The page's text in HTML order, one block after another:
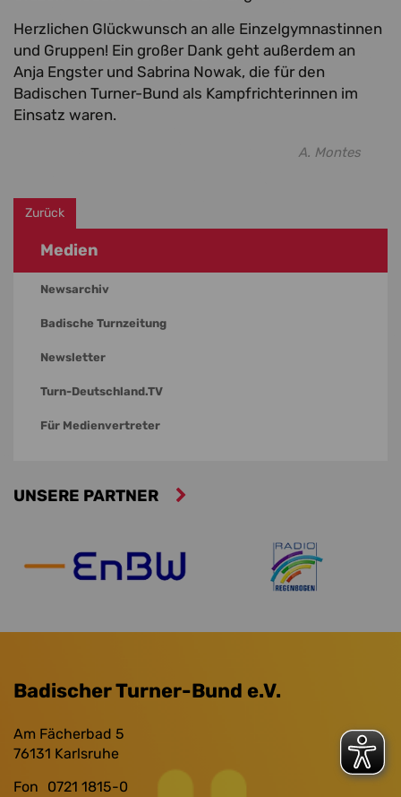
Herzlichen Glückwunsch an alle Einzelgymnastinnen
und Gruppen! Ein großer Dank geht außerdem an
Anja Engster und Sabrina Nowak, die für den
Badischen Turner-Bund als Kampfrichterinnen im
Einsatz waren.
A. Montes
Zurück
Medien
Newsarchiv
Badische Turnzeitung
Newsletter
Turn-Deutschland.TV
Für Medienvertreter
UNSERE PARTNER
Badischer Turner-Bund e.V.
Am Fächerbad 5
76131 Karlsruhe
Fon
0721 1815-0